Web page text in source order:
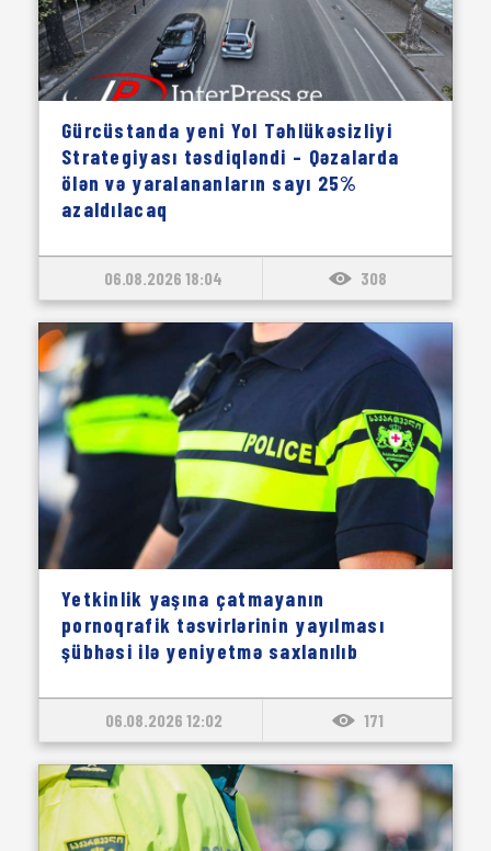
Gürcüstanda yeni Yol Təhlükəsizliyi
Strategiyası təsdiqləndi – Qəzalarda
ölən və yaralananların sayı 25%
azaldılacaq
06.08.2026 18:04 308
Yetkinlik yaşına çatmayanın
pornoqrafik təsvirlərinin yayılması
şübhəsi ilə yeniyetmə saxlanılıb
06.08.2026 12:02 171